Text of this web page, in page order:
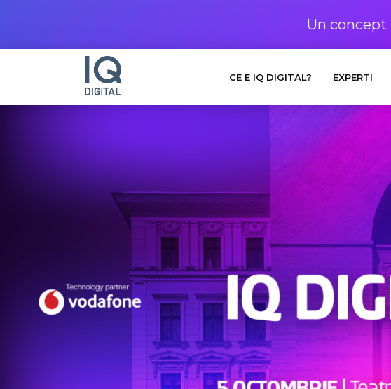
Un concept
CE E IQ DIGITAL? EXPERTI